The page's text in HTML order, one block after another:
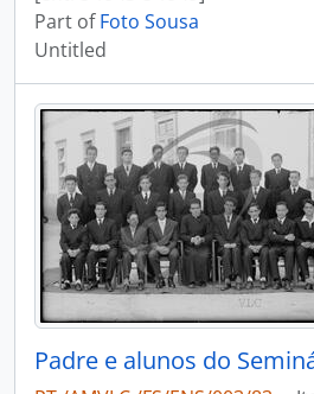
Part ofFoto Sousa
Untitled